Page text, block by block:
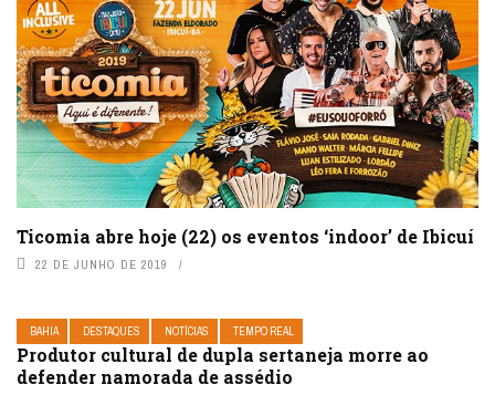
Ticomia abre hoje (22) os eventos ‘indoor’ de Ibicuí
22 DE JUNHO DE 2019
BAHIA DESTAQUES NOTÍCIAS TEMPO REAL
Produtor cultural de dupla sertaneja morre ao
defender namorada de assédio